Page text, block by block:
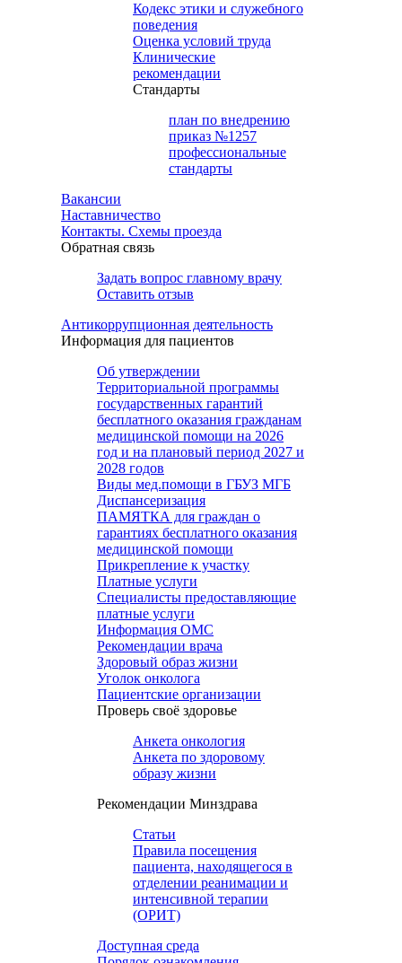
Кодекс этики и служебного
поведения
Оценка условий труда
Клинические
рекомендации
Cтандарты
план по внедрению
приказ №1257
профессиональные
стандарты
Вакансии
Наставничество
Контакты. Схемы проезда
Обратная связь
Задать вопрос главному врачу
Оставить отзыв
Антикоррупционная деятельность
Информация для пациентов
Об утверждении
Территориальной программы
государственных гарантий
бесплатного оказания гражданам
медицинской помощи на 2026
год и на плановый период 2027 и
2028 годов
Виды мед.помощи в ГБУЗ МГБ
Диспансеризация
ПАМЯТКА для граждан о
гарантиях бесплатного оказания
медицинской помощи
Прикрепление к участку
Платные услуги
Специалисты предоставляющие
платные услуги
Информация ОМС
Рекомендации врача
Здоровый образ жизни
Уголок онколога
Пациентские организации
Проверь своё здоровье
Анкета онкология
Анкета по здоровому
образу жизни
Рекомендации Минздрава
Статьи
Правила посещения
пациента, находящегося в
отделении реанимации и
интенсивной терапии
(ОРИТ)
Доступная среда